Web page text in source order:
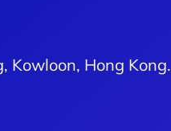
Kowloon, Hong Kong.